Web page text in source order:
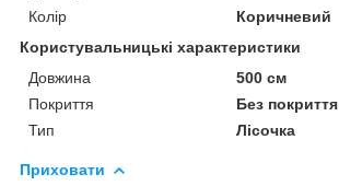
Колір
Коричневий
Користувальницькі характеристики
Довжина
500 см
Покриття
Без покриття
Тип
Лісочка
Приховати